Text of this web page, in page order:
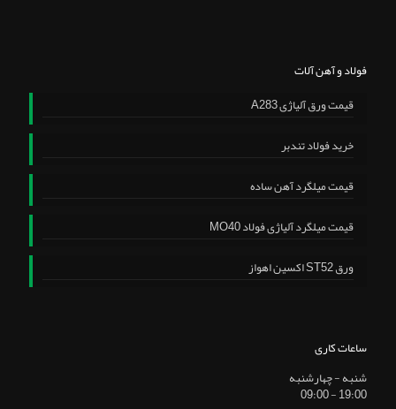
فولاد و آهن آلات
قیمت ورق آلیاژی A283
خرید فولاد تندبر
قیمت میلگرد آهن ساده
قیمت میلگرد آلیاژی فولاد MO40
ورق ST52 اکسین اهواز
ساعات کاری
شنبه - چهارشنبه
19:00 - 09:00